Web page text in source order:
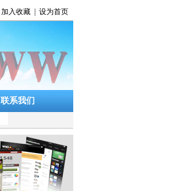
加入收藏 设为首页
联系我们